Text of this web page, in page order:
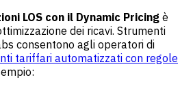
LOS con il Dynamic Pricing è
dei ricavi. Strumenti
consentono agli operatori di
tariffari automatizzati con regole